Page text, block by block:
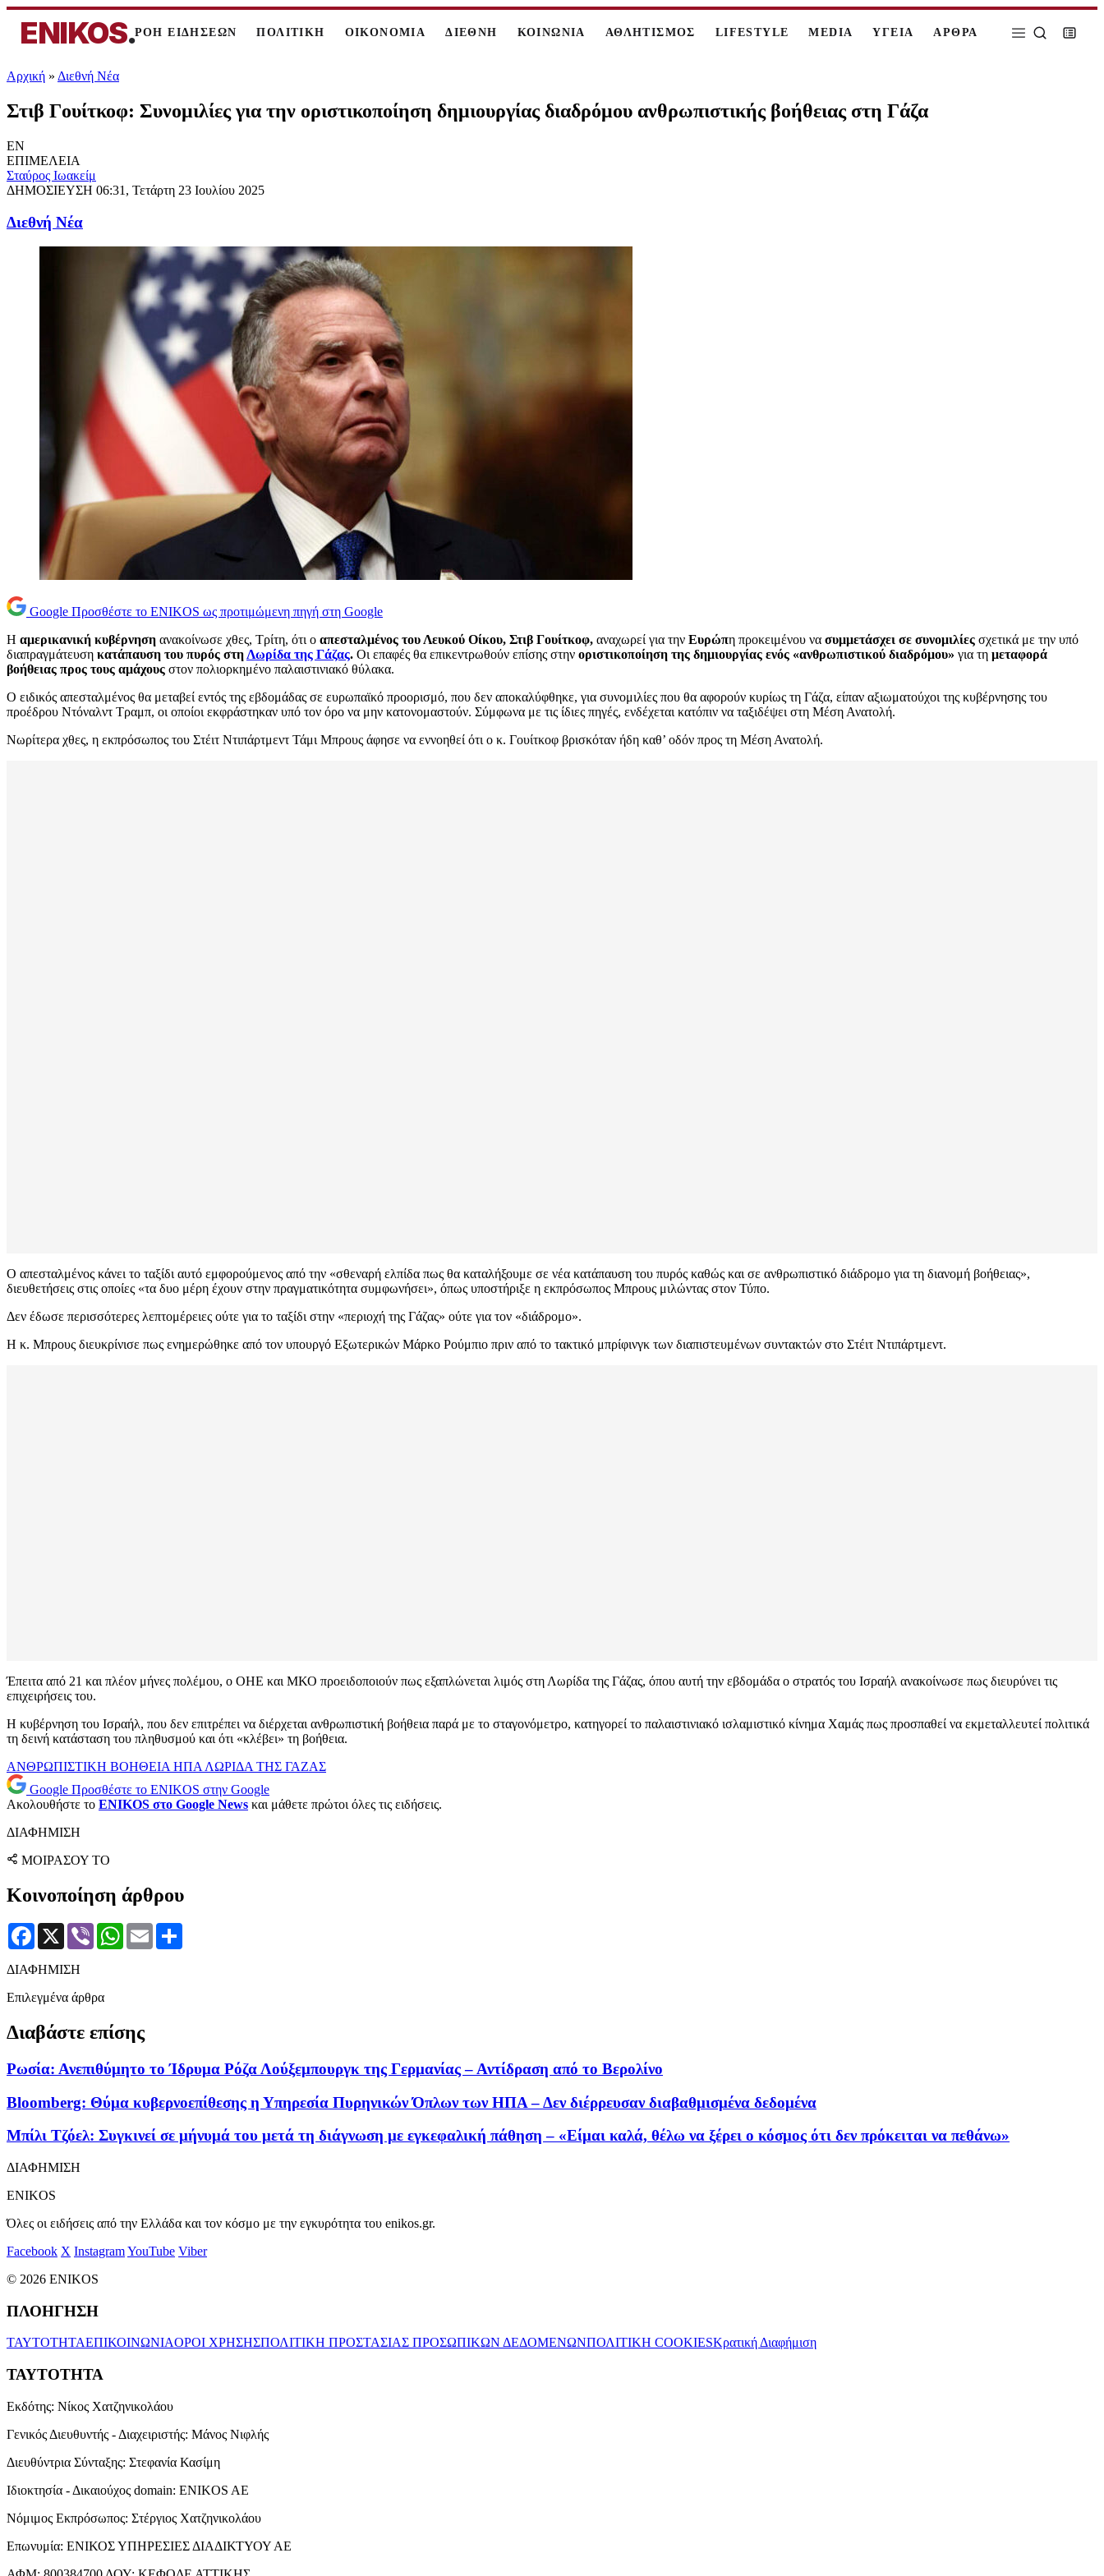
ENIKOS.ΡΟΗ ΕΙΔΗΣΕΩΝ ΠΟΛΙΤΙΚΗ ΟΙΚΟΝΟΜΙΑ ΔΙΕΘΝΗ ΚΟΙΝΩΝΙΑ ΑΘΛΗΤΙΣΜΟΣ LIFESTYLE MEDIA ΥΓΕΙΑ ΑΡΘΡΑ
Αρχική » Διεθνή Νέα
Στιβ Γουίτκοφ: Συνομιλίες για την οριστικοποίηση δημιουργίας διαδρόμου ανθρωπιστικής βοήθειας στη Γάζα
EN
ΕΠΙΜΕΛΕΙΑ
Σταύρος Ιωακείμ
ΔΗΜΟΣΙΕΥΣΗ 06:31, Τετάρτη 23 Ιουλίου 2025
Διεθνή Νέα
Google Προσθέστε το ENIKOS ως προτιμώμενη πηγή στη Google
Η αμερικανική κυβέρνηση ανακοίνωσε χθες, Τρίτη, ότι ο απεσταλμένος του Λευκού Οίκου, Στιβ Γουίτκοφ, αναχωρεί για την Ευρώπη προκειμένου να συμμετάσχει σε συνομιλίες σχετικά με την υπό
διαπραγμάτευση κατάπαυση του πυρός στη Λωρίδα της Γάζας. Οι επαφές θα επικεντρωθούν επίσης στην οριστικοποίηση της δημιουργίας ενός «ανθρωπιστικού διαδρόμου» για τη μεταφορά
βοήθειας προς τους αμάχους στον πολιορκημένο παλαιστινιακό θύλακα.
Ο ειδικός απεσταλμένος θα μεταβεί εντός της εβδομάδας σε ευρωπαϊκό προορισμό, που δεν αποκαλύφθηκε, για συνομιλίες που θα αφορούν κυρίως τη Γάζα, είπαν αξιωματούχοι της κυβέρνησης του
προέδρου Ντόναλντ Τραμπ, οι οποίοι εκφράστηκαν υπό τον όρο να μην κατονομαστούν. Σύμφωνα με τις ίδιες πηγές, ενδέχεται κατόπιν να ταξιδέψει στη Μέση Ανατολή.
Νωρίτερα χθες, η εκπρόσωπος του Στέιτ Ντιπάρτμεντ Τάμι Μπρους άφησε να εννοηθεί ότι ο κ. Γουίτκοφ βρισκόταν ήδη καθ’ οδόν προς τη Μέση Ανατολή.
Ο απεσταλμένος κάνει το ταξίδι αυτό εμφορούμενος από την «σθεναρή ελπίδα πως θα καταλήξουμε σε νέα κατάπαυση του πυρός καθώς και σε ανθρωπιστικό διάδρομο για τη διανομή βοήθειας»,
διευθετήσεις στις οποίες «τα δυο μέρη έχουν στην πραγματικότητα συμφωνήσει», όπως υποστήριξε η εκπρόσωπος Μπρους μιλώντας στον Τύπο.
Δεν έδωσε περισσότερες λεπτομέρειες ούτε για το ταξίδι στην «περιοχή της Γάζας» ούτε για τον «διάδρομο».
Η κ. Μπρους διευκρίνισε πως ενημερώθηκε από τον υπουργό Εξωτερικών Μάρκο Ρούμπιο πριν από το τακτικό μπρίφινγκ των διαπιστευμένων συντακτών στο Στέιτ Ντιπάρτμεντ.
Έπειτα από 21 και πλέον μήνες πολέμου, ο ΟΗΕ και ΜΚΟ προειδοποιούν πως εξαπλώνεται λιμός στη Λωρίδα της Γάζας, όπου αυτή την εβδομάδα ο στρατός του Ισραήλ ανακοίνωσε πως διευρύνει τις
επιχειρήσεις του.
Η κυβέρνηση του Ισραήλ, που δεν επιτρέπει να διέρχεται ανθρωπιστική βοήθεια παρά με το σταγονόμετρο, κατηγορεί το παλαιστινιακό ισλαμιστικό κίνημα Χαμάς πως προσπαθεί να εκμεταλλευτεί πολιτικά
τη δεινή κατάσταση του πληθυσμού και ότι «κλέβει» τη βοήθεια.
ΑΝΘΡΩΠΙΣΤΙΚΗ ΒΟΗΘΕΙΑ ΗΠΑ ΛΩΡΙΔΑ ΤΗΣ ΓΑΖΑΣ
Google Προσθέστε το ENIKOS στην Google
Ακολουθήστε το ENIKOS στο Google News και μάθετε πρώτοι όλες τις ειδήσεις.
ΔΙΑΦΗΜΙΣΗ
ΜΟΙΡΑΣΟΥ ΤΟ
Κοινοποίηση άρθρου
Facebook
X Viber WhatsApp
Email
ΔΙΑΦΗΜΙΣΗ
Επιλεγμένα άρθρα
Διαβάστε επίσης
Ρωσία: Ανεπιθύμητο το Ίδρυμα Ρόζα Λούξεμπουργκ της Γερμανίας – Αντίδραση από το Βερολίνο
Bloomberg: Θύμα κυβερνοεπίθεσης η Υπηρεσία Πυρηνικών Όπλων των ΗΠΑ – Δεν διέρρευσαν διαβαθμισμένα δεδομένα
Μπίλι Τζόελ: Συγκινεί σε μήνυμά του μετά τη διάγνωση με εγκεφαλική πάθηση – «Είμαι καλά, θέλω να ξέρει ο κόσμος ότι δεν πρόκειται να πεθάνω»
ΔΙΑΦΗΜΙΣΗ
ENIKOS
Όλες οι ειδήσεις από την Ελλάδα και τον κόσμο με την εγκυρότητα του enikos.gr.
Facebook X InstagramYouTube Viber
© 2026 ENIKOS
ΠΛΟΗΓΗΣΗ
ΤΑΥΤΟΤΗΤΑΕΠΙΚΟΙΝΩΝΙΑΟΡΟΙ ΧΡΗΣΗΣΠΟΛΙΤΙΚΗ ΠΡΟΣΤΑΣΙΑΣ ΠΡΟΣΩΠΙΚΩΝ ΔΕΔΟΜΕΝΩΝΠΟΛΙΤΙΚΗ COOKIESΚρατική Διαφήμιση
ΤΑΥΤΟΤΗΤΑ
Εκδότης: Νίκος Χατζηνικολάου
Γενικός Διευθυντής - Διαχειριστής: Μάνος Νιφλής
Διευθύντρια Σύνταξης: Στεφανία Κασίμη
Ιδιοκτησία - Δικαιούχος domain: ENIKOS AE
Νόμιμος Εκπρόσωπος: Στέργιος Χατζηνικολάου
Επωνυμία: ΕΝΙΚΟΣ ΥΠΗΡΕΣΙΕΣ ΔΙΑΔΙΚΤΥΟΥ ΑΕ